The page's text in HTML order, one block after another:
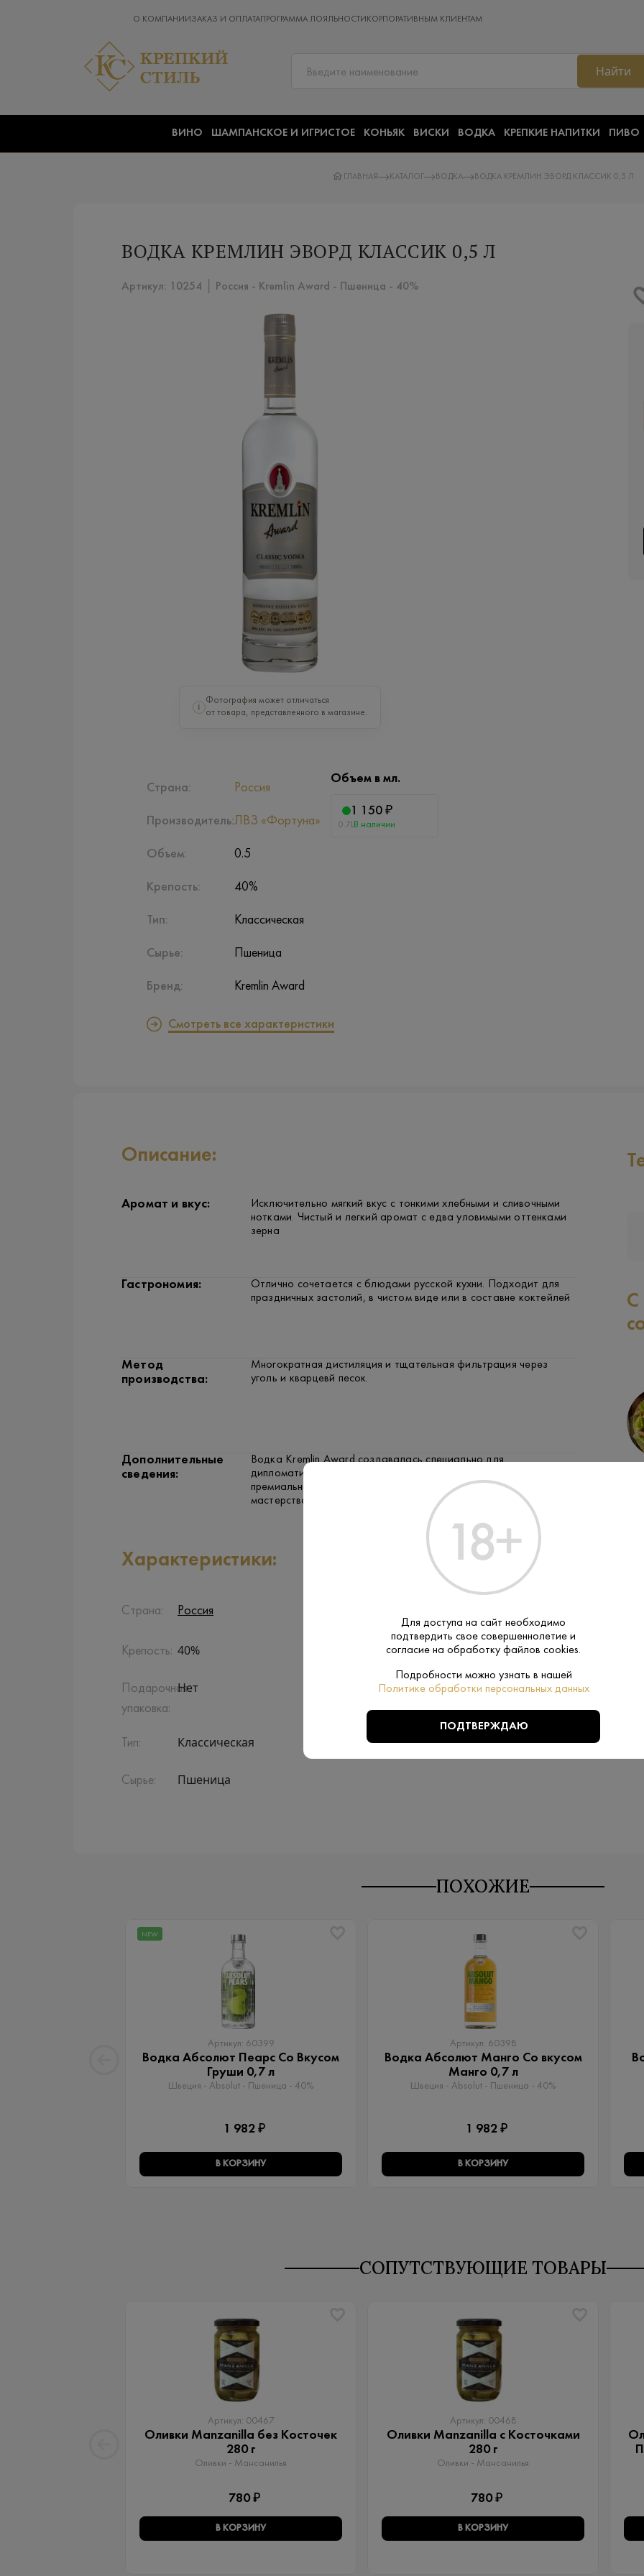
О КОМПАНИИ ЗАКАЗ И ОПЛАТАПРОГРАММА ЛОЯЛЬНОСТИ КОРПОРАТИВНЫМ КЛИЕНТАМ
Найти
ВИНО ШАМПАНСКОЕ И ИГРИСТОЕ КОНЬЯК ВИСКИ ВОДКА КРЕПКИЕ НАПИТКИ ПИВО
ГЛАВНАЯ КАТАЛОГ ВОДКА ВОДКА КРЕМЛИН ЭВОРД КЛАССИК 0,5 Л
ВОДКА КРЕМЛИН ЭВОРД КЛАССИК 0,5 Л
Артикул: 10254 │ Россия - Kremlin Award - Пшеница - 40%
i
Фотография может отличаться
от товара, представленного в магазине.
Страна:
Производитель:
Объем:
Крепость:
Тип:
Сырье:
Бренд:
Россия
ЛВЗ «Фортуна»
0.5
40%
Классическая
Пшеница
Kremlin Award
Смотреть все характеристики
Объем в мл.
1 150 ₽
0.7LВ наличии
Описание:
Аромат и вкус:
Исключительно мягкий вкус с тонкими хлебными и сливочными
нотками. Чистый и легкий аромат с едва уловимыми оттенками
зерна
Гастрономия:
Отлично сочетается с блюдами русской кухни. Подходит для
праздничных застолий, в чистом виде или в составне коктейлей
Метод
производства:
Многократная дистиляция и тщательная фильтрация через
уголь и кварцевй песок.
Дополнительные
сведения:
Водка Kremlin Award создавалась специально для
дипломатических приемов и официальных мероприятий. Это
премиальный продукт, подчеркивающий традиции русского
мастерства в создании водки
С
Характеристики:
Страна: Россия
Крепость: 40% Объем: 0.5 L
Подарочная
упаковка:
Нет
Температура
подачи:
4-6
Тип: Классическая Бренд: Kremlin
Сырье: Пшеница
ПОХОЖИЕ
NEW
Артикул: 60399
Водка Абсолют Пеарс Со Вкусом
Груши 0,7 л
Швеция - Absolut - Пшеница - 40%
1 982 ₽
В КОРЗИНУ
Артикул: 60398
Водка Абсолют Манго Со вкусом
Манго 0,7 л
Швеция - Absolut - Пшеница - 40%
1 982 ₽
В КОРЗИНУ
СОПУТСТВУЮЩИЕ ТОВАРЫ
Артикул: 00467
Оливки Manzanilla без Косточек
280 г
Оливки - Мансанилья
780 ₽
В КОРЗИНУ
Артикул: 00468
Оливки Manzanilla с Косточками
280 г
Оливки - Мансанилья
780 ₽
В КОРЗИНУ
Для доступа на сайт необходимо
подтвердить свое совершеннолетие и
согласие на обработку файлов cookies.
Подробности можно узнать в нашей
Политике обработки персональных данных
ПОДТВЕРЖДАЮ